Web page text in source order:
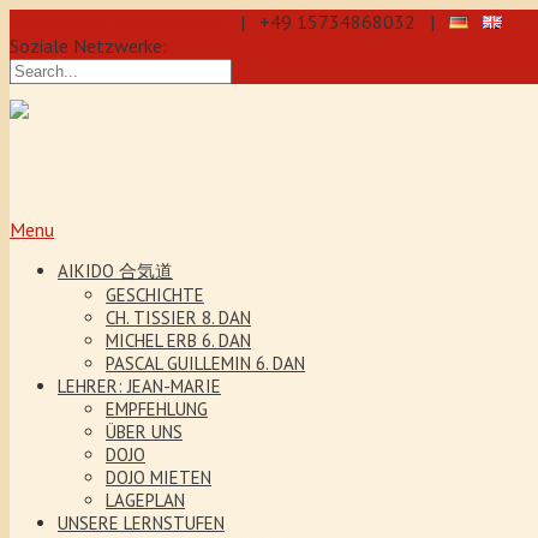
| +49 15734868032 |
Soziale Netzwerke:
Menu
AIKIDO 合気道
GESCHICHTE
CH. TISSIER 8. DAN
MICHEL ERB 6. DAN
PASCAL GUILLEMIN 6. DAN
LEHRER: JEAN-MARIE
EMPFEHLUNG
ÜBER UNS
DOJO
DOJO MIETEN
LAGEPLAN
UNSERE LERNSTUFEN